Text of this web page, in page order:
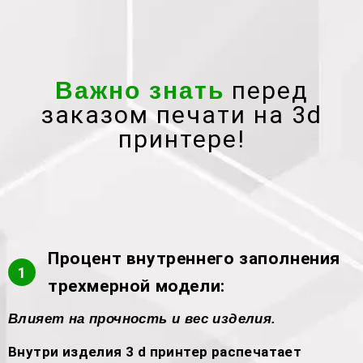
Важно знать перед
заказом печати на 3d
принтере!
1
Процент внутреннего заполнения
трехмерной модели:
Влияет на прочность и вес изделия.
Внутри изделия 3 d принтер распечатает